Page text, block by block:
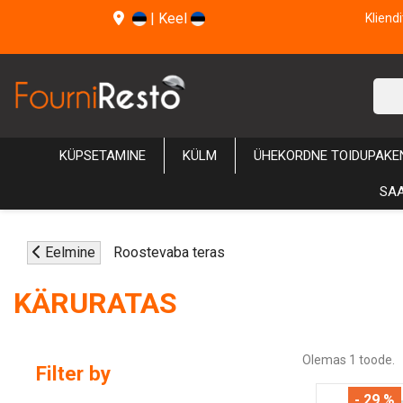
| Keel
KÜPSETAMINE KÜLM ÜHEKORDNE
Eelmine Roostevaba teras
KÄRURATAS
Filter by
Olemas 1 toode.